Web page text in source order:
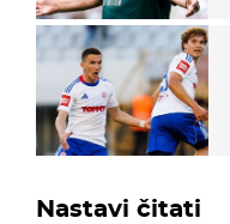
Nastavi čitati